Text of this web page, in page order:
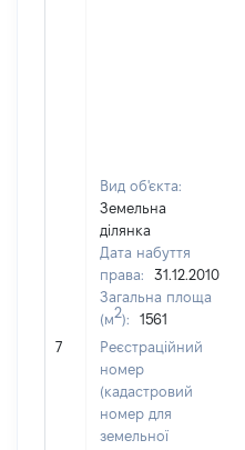
7
Вид об'єкта:
Земельна
ділянка
Дата набуття
права:
31.12.2010
Загальна площа
(м2):
1561
Реєстраційний
номер
(кадастровий
номер для
земельної